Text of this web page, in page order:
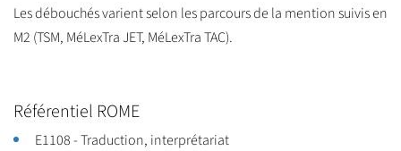
Les débouchés varient selon les parcours de la mention suivis en
M2 (TSM, MéLexTra JET, MéLexTra TAC).
Référentiel ROME
E1108 - Traduction, interprétariat